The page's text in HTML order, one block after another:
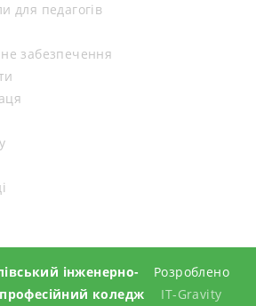
для педагогів
забезпечення
інженерно-
коледж
Розроблено
IT-Gravity